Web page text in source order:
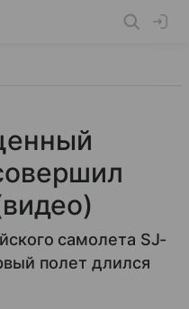
самолета SJ-
полет длился